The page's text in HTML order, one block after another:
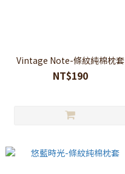
Vintage Note-條紋純棉枕套
NT$190